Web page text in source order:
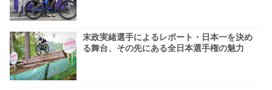
末政実緒選手によるレポート・日本一を決め
る舞台、その先にある全日本選手権の魅力